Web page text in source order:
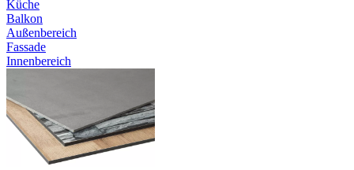
Küche
Balkon
Außenbereich
Fassade
Innenbereich